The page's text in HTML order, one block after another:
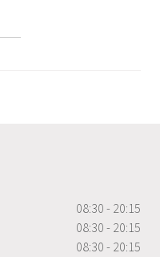
08:30 - 20:15
08:30 - 20:15
08:30 - 20:15